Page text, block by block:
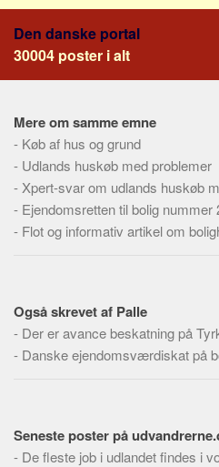
Den danske portal
30004 poster i alt
Mere om samme emne
- Køb af hus og grund
- Udlands huskøb med problemer
- Xpert-svar om udlands huskøb
- Ejendomsretten til bolig
- Flot og informativ artikel om
Også skrevet af Palle
- Der er avance beskatning på
- Danske ejendomsværdiskat på
Seneste poster på
- De fleste job i udlandet findes i